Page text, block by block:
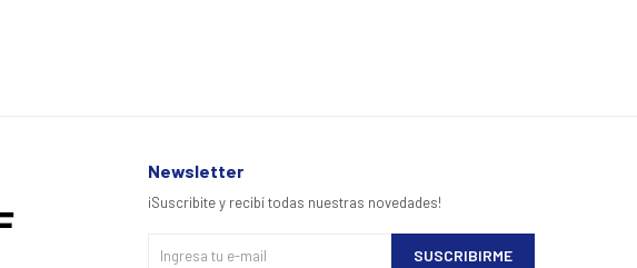
Newsletter
¡Suscribite y recibí todas nuestras novedades!
SUSCRIBIRME